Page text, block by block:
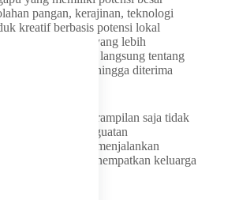
pangan, kerajinan, teknologi
kreatif berbasis potensi lokal
akses pemasaran yang lebih
pengalaman langsung tentang
dikembangkan hingga diterima
bahwa keterampilan saja tidak
dengan penguatan
Pemprov NTT menjalankan
yang menempatkan keluarga